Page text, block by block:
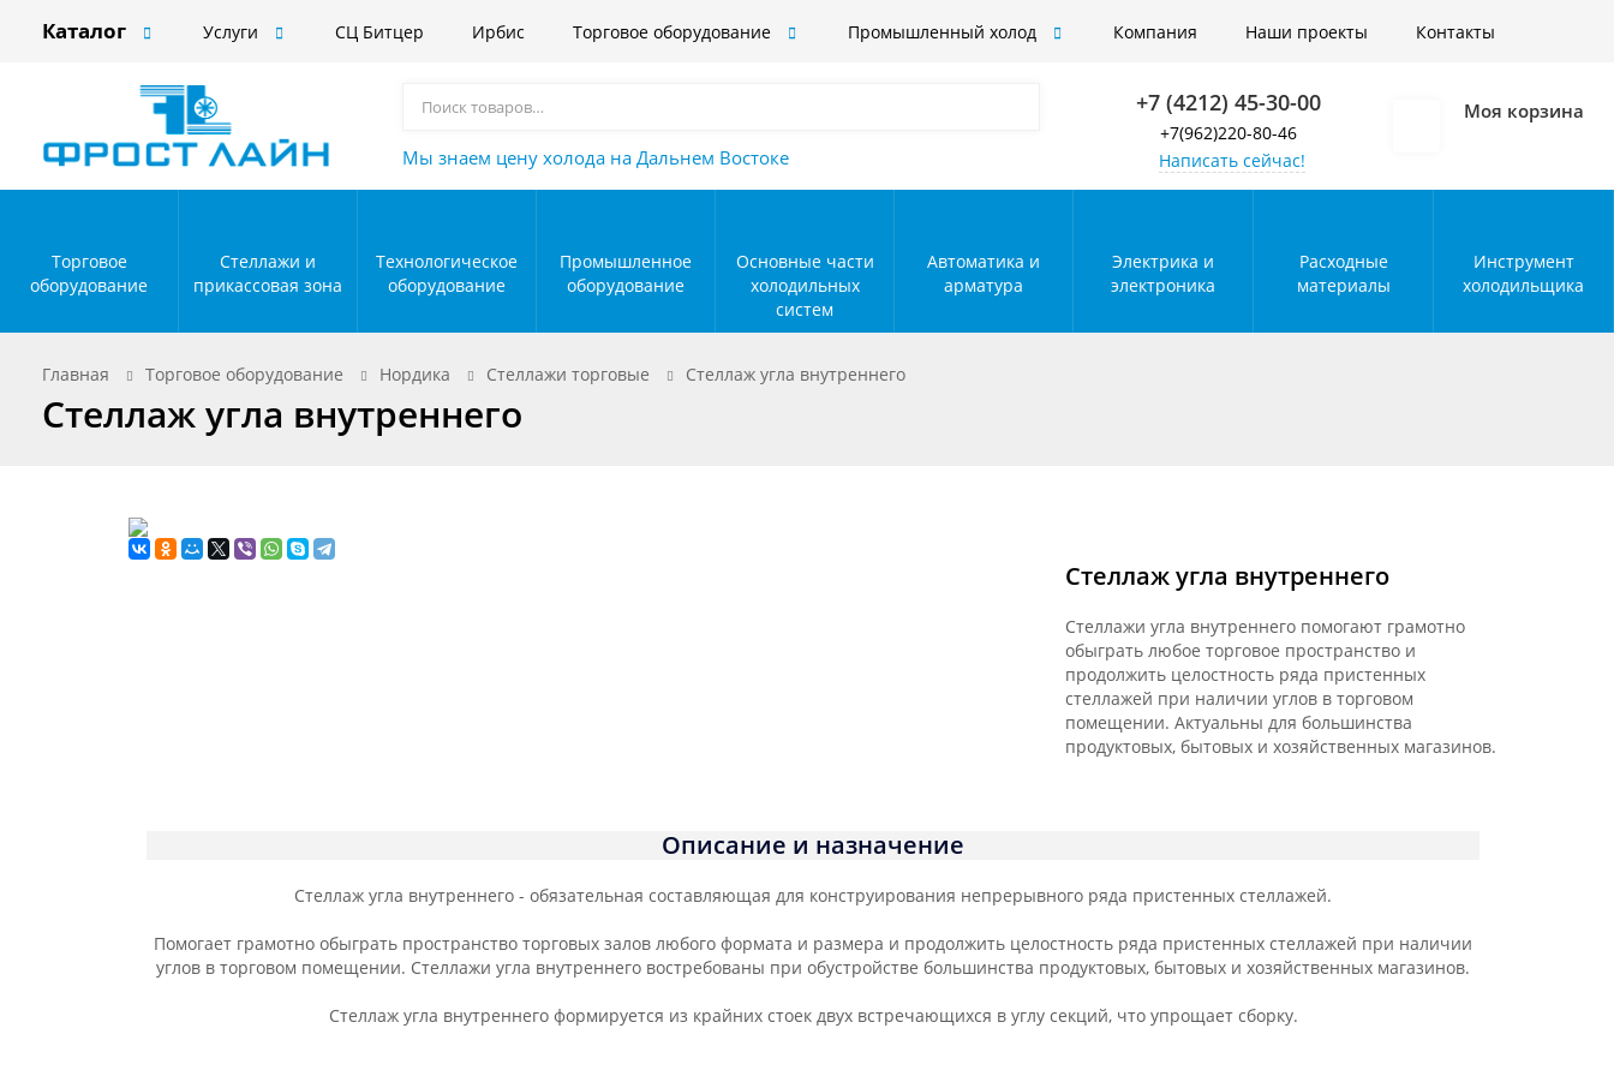
Каталог Услуги СЦ Битцер Ирбис Торговое оборудование Промышленный холод Компания Наши проекты Контакты
Мы знаем цену холода на Дальнем Востоке
+7 (4212) 45-30-00
+7(962)220-80-46
Написать сейчас!
Моя корзина
Торговое
оборудование
Стеллажи и
прикассовая зона
Технологическое
оборудование
Промышленное
оборудование
Основные части
холодильных
систем
Автоматика и
арматура
Электрика и
электроника
Расходные
материалы
Инструмент
холодильщика
Главная Торговое оборудование Нордика Стеллажи торговые Стеллаж угла внутреннего
Стеллаж угла внутреннего
Стеллаж угла внутреннего
Стеллажи угла внутреннего помогают грамотно
обыграть любое торговое пространство и
продолжить целостность ряда пристенных
стеллажей при наличии углов в торговом
помещении. Актуальны для большинства
продуктовых, бытовых и хозяйственных магазинов.
Описание и назначение
Стеллаж угла внутреннего - обязательная составляющая для конструирования непрерывного ряда пристенных стеллажей.
Помогает грамотно обыграть пространство торговых залов любого формата и размера и продолжить целостность ряда пристенных стеллажей при наличии
углов в торговом помещении. Стеллажи угла внутреннего востребованы при обустройстве большинства продуктовых, бытовых и хозяйственных магазинов.
Стеллаж угла внутреннего формируется из крайних стоек двух встречающихся в углу секций, что упрощает сборку.